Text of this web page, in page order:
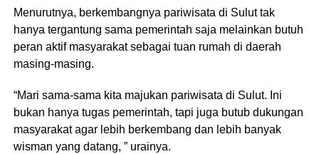
Menurutnya, berkembangnya pariwisata di Sulut tak
hanya tergantung sama pemerintah saja melainkan butuh
peran aktif masyarakat sebagai tuan rumah di daerah
masing-masing.
“Mari sama-sama kita majukan pariwisata di Sulut. Ini
bukan hanya tugas pemerintah, tapi juga butub dukungan
masyarakat agar lebih berkembang dan lebih banyak
wisman yang datang, ” urainya.